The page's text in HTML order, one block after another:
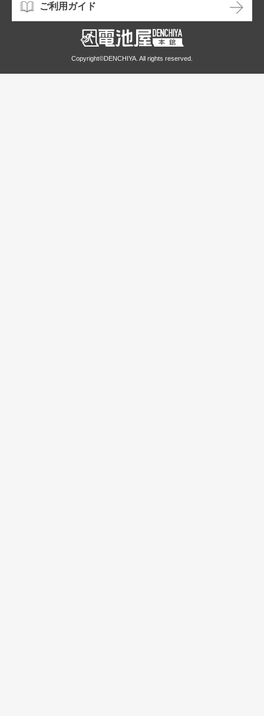
ご利用ガイド
Copyright©DENCHIYA. All rights reserved.